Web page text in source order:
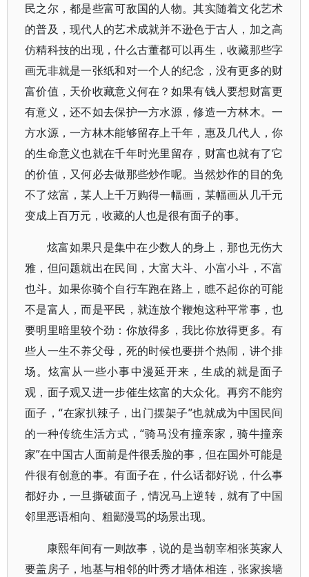
民之尔，都是些富可敌国的人物。其实随着文化艺术
的普及，现代人的艺术成就并不逊色于古人，加之高
仿精科技的出现，什么古董都可以再生，收藏那些字
画无非就是一张纸和对一个人的纪念，没有更多的财
富价值，天价收藏意义何在？如果有钱人要想财富更
有意义，还不如去保护一方水源，修造一方林木。一
方水源，一方林木能够留存上千年，惠及几代人，你
的生命意义也就在千年时光里留存，财富也就有了它
的价值，又何必去做那些炒作呢。当然炒作的目的免
不了炫富，某人上千万购得一幅画，某幅画从几千元
变成上百万元，收藏的人也是很有面子的事。
炫富如果只是集中在少数人的身上，那也无伤大
雅，但问题就出在民间，大富大斗、小富小斗，不富
也斗。如果你骑个自行车跑在路上，瞧不起你的可能
不是富人，而是平民，就连放个鞭炮这种平常事，也
要明里暗里较个劲：你放得多，我比你放得更多。有
些人一生不养父母，死的时候也要拼个热闹，讲个排
场。炫富从一些小事中漫延开来，生成的就是面子
观，面子观又进一步催生炫富的大众化。再穷不能穷
面子，“在家扒辣子，出门摆架子”也就成为中国民间
的一种传统生活方式，“骑马没有撞亲家，骑牛撞亲
家”在中国古人面前是件很丢脸的事，但在国外可能是
件很有创意的事。有面子在，什么话都好说，什么事
都好办，一旦撕破面子，情况马上逆转，就有了中国
邻里恶语相向、粗鄙漫骂的场景出现。
康熙年间有一则故事，说的是当朝宰相张英家人
要盖房子，地基与相邻的叶秀才墙体相连，张家挨墙